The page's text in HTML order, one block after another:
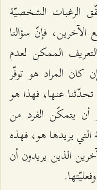
الرغبات الشخصيّة
فإنّ سؤالنا
الممكن لعدم
كان المراد هو توفّر
تحدّثنا عنها، فهذا هو
أن يتمكّن الفرد من
يريدها هو، فهذه
الذين يريدون أن